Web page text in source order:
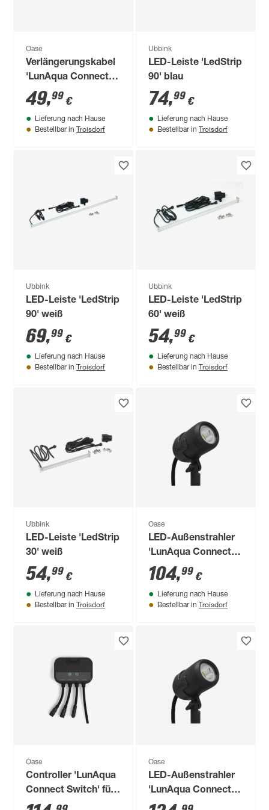
Oase
Verlängerungskabel
'LunAqua Connect'
RGB 10 m
49,99 €
Lieferung nach Hause
Bestellbar in Troisdorf
Ubbink
LED-Leiste 'LedStrip
90' blau
74,99 €
Lieferung nach Hause
Bestellbar in Troisdorf
Ubbink
LED-Leiste 'LedStrip
90' weiß
69,99 €
Lieferung nach Hause
Bestellbar in Troisdorf
Ubbink
LED-Leiste 'LedStrip
60' weiß
54,99 €
Lieferung nach Hause
Bestellbar in Troisdorf
Ubbink
LED-Leiste 'LedStrip
30' weiß
54,99 €
Lieferung nach Hause
Bestellbar in Troisdorf
Oase
LED-Außenstrahler
'LunAqua Connect'
7,5 W 200 lm RGB -
tunable white IP 68,
IP 67 Ø 6,1 x 9,8 cm
104,99 €
Lieferung nach Hause
Bestellbar in Troisdorf
Oase
Controller 'LunAqua
Connect Switch' für
Teichbeleuchtung
Oase
LED-Außenstrahler
'LunAqua Connect'
6,5 W 500 lm